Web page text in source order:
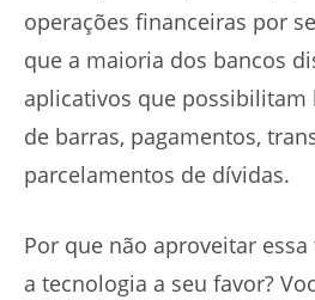
operações financeiras por
que a maioria dos bancos
aplicativos que possibilitam
de barras, pagamentos,
parcelamentos de dívidas.
Por que não aproveitar
a tecnologia a seu favor?